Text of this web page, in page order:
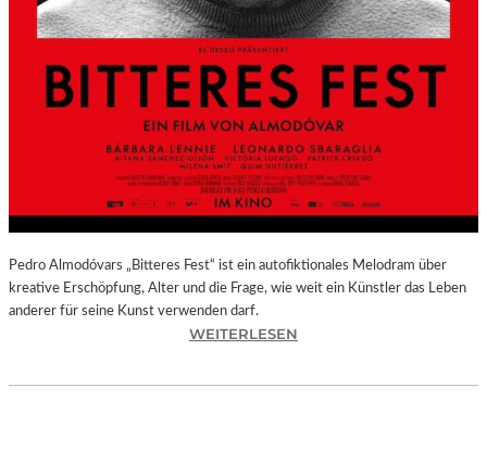
T
L
H
A
U
S
–
A
S
S
Pedro Almodóvars „Bitteres Fest“ ist ein autofiktionales Melodram über
kreative Erschöpfung, Alter und die Frage, wie weit ein Künstler das Leben
anderer für seine Kunst verwenden darf.
WEITERLESEN